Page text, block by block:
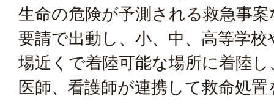
生命の危険が予測される救急事
要請で出動し、小、中、高等学
場近くで着陸可能な場所に着陸
医師、看護師が連携して救命処